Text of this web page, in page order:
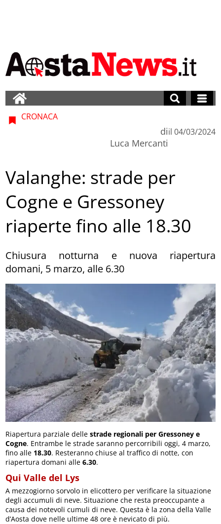
CRONACA
di
Luca Mercanti
il 04/03/2024
Valanghe: strade per
Cogne e Gressoney
riaperte fino alle 18.30
Chiusura notturna e nuova riapertura
domani, 5 marzo, alle 6.30
Riapertura parziale dellestrade regionali per Gressoney e
Cogne. Entrambe le strade saranno percorribili oggi, 4 marzo,
fino alle 18.30. Resteranno chiuse al traffico di notte, con
riapertura domani alle 6.30.
Qui Valle del Lys
A mezzogiorno sorvolo in elicottero per verificare la situazione
degli accumuli di neve. Situazione che resta preoccupante a
causa dei notevoli cumuli di neve. Questa è la zona della Valle
d’Aosta dove nelle ultime 48 ore è nevicato di più.